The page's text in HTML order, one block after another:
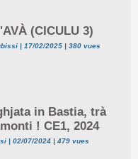
(CICULU 3)
| 17/02/2025 | 380 vues
in Bastia, trà
! CE1, 2024
| 02/07/2024 | 479 vues